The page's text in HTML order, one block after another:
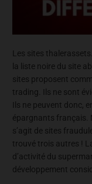
Les sites
la liste noire du site
sites proposent
trading. Ils ne sont
Ils ne peuvent donc,
épargnants français.
s’agit de sites
trouvé trois autres !
d’activité du
développement